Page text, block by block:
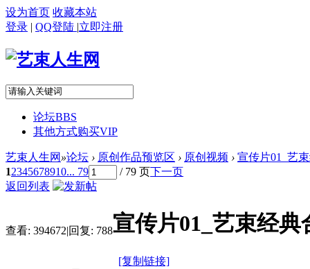
设为首页 收藏本站
登录 | QQ登陆 |立即注册
论坛BBS
其他方式购买VIP
艺束人生网 »论坛 › 原创作品预览区 › 原创视频 › 宣传片01_艺
12345678910... 79 / 79 页下一页
返回列表
查看: 394672|回复: 788宣传片01_艺束经典
[复制链接]